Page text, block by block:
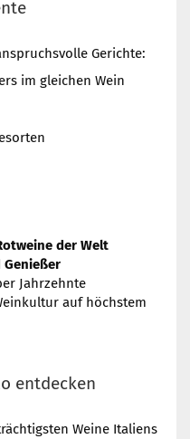
Gerichte:
im gleichen Wein
der Welt
Jahrzehnte
auf höchstem
entdecken
Weine Italiens